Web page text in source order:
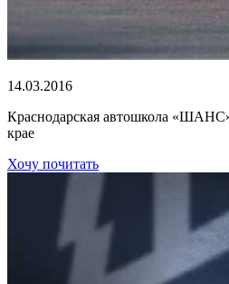
14.03.2016
Краснодарская автошкола
крае
Хочу почитать